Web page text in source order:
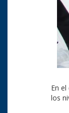
En
los